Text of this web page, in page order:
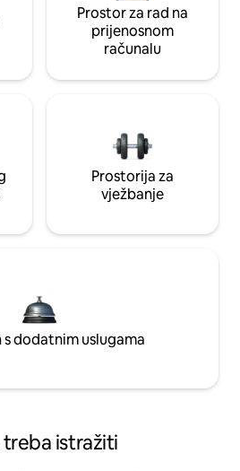
Prostor za rad na
prijenosnom
računalu
Prostorija za
vježbanje
dodatnim uslugama
istražiti